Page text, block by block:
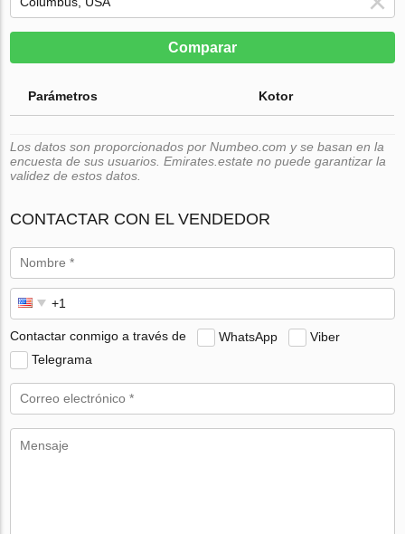
Comparar
Parámetros Kotor
Los datos son proporcionados por Numbeo.com y se basan en la
encuesta de sus usuarios. Emirates.estate no puede garantizar la
validez de estos datos.
CONTACTAR CON EL VENDEDOR
Contactar conmigo a través de WhatsApp
Viber
Telegrama